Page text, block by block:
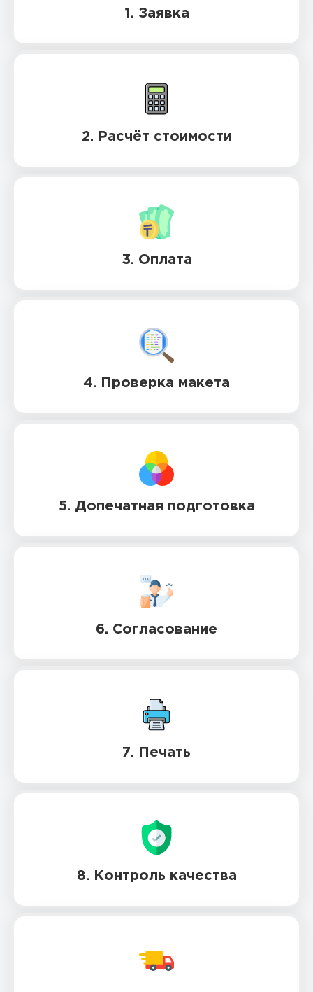
1. Заявка
2. Расчёт стоимости
3. Оплата
4. Проверка макета
5. Допечатная подготовка
6. Согласование
7. Печать
8. Контроль качества